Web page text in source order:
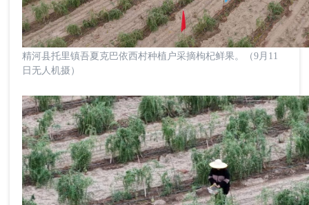
精河县托里镇吾夏克巴依西村种植户采摘枸杞鲜果。（9月11
日无人机摄）